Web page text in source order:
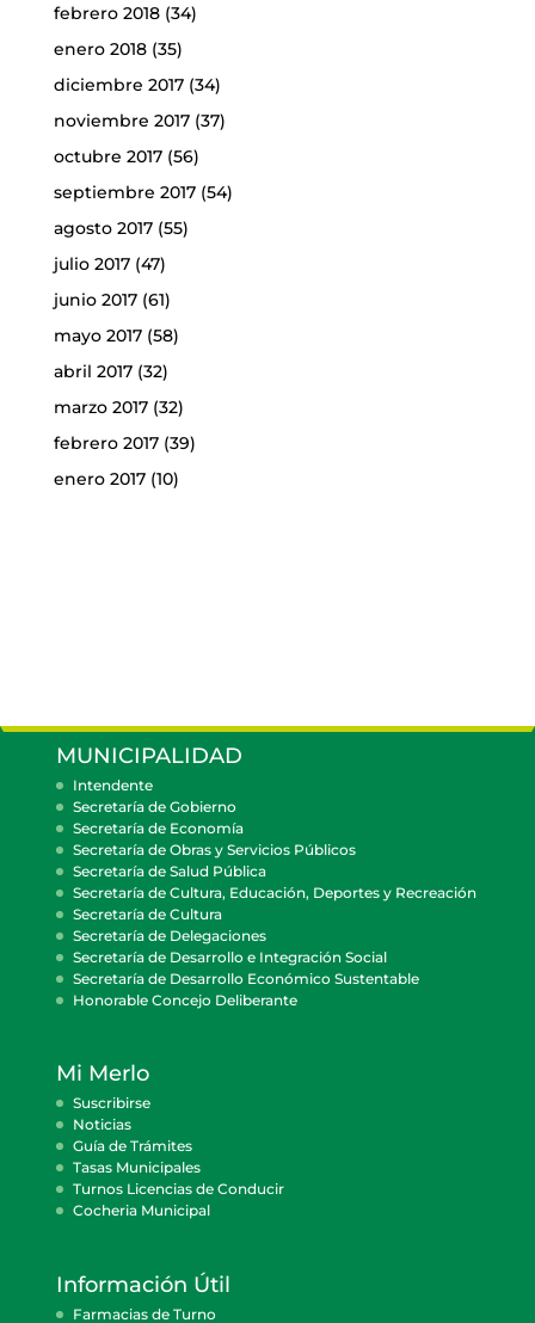
febrero 2018(34)
enero 2018(35)
diciembre 2017(34)
noviembre 2017(37)
octubre 2017(56)
septiembre 2017(54)
agosto 2017(55)
julio 2017(47)
junio 2017(61)
mayo 2017(58)
abril 2017(32)
marzo 2017(32)
febrero 2017(39)
enero 2017(10)
MUNICIPALIDAD
Intendente
Secretaría de Gobierno
Secretaría de Economía
Secretaría de Obras y Servicios Públicos
Secretaría de Salud Pública
Secretaría de Cultura, Educación, Deportes y Recreación
Secretaría de Cultura
Secretaría de Delegaciones
Secretaría de Desarrollo e Integración Social
Secretaría de Desarrollo Económico Sustentable
Honorable Concejo Deliberante
Mi Merlo
Suscribirse
Noticias
Guía de Trámites
Tasas Municipales
Turnos Licencias de Conducir
Cocheria Municipal
Información Útil
Farmacias de Turno